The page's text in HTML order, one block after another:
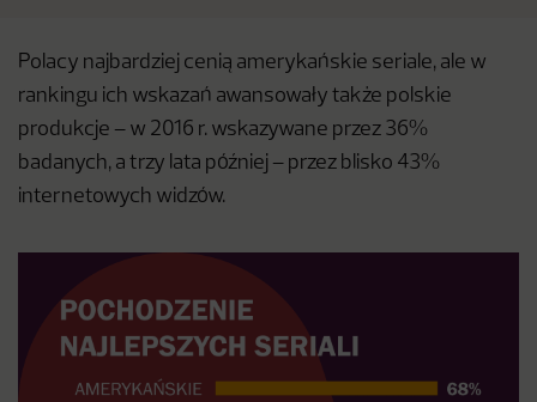
Polacy najbardziej cenią amerykańskie seriale, ale w
rankingu ich wskazań awansowały także polskie
produkcje – w 2016 r. wskazywane przez 36%
badanych, a trzy lata później – przez blisko 43%
internetowych widzów.